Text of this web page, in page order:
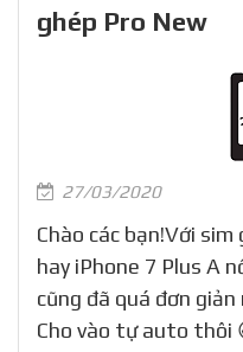
ghép Pro New
27/03/2020
Chào các bạn!Với
hay iPhone 7 Plus A
cũng đã quá đơn giản
Cho vào tự auto thôi